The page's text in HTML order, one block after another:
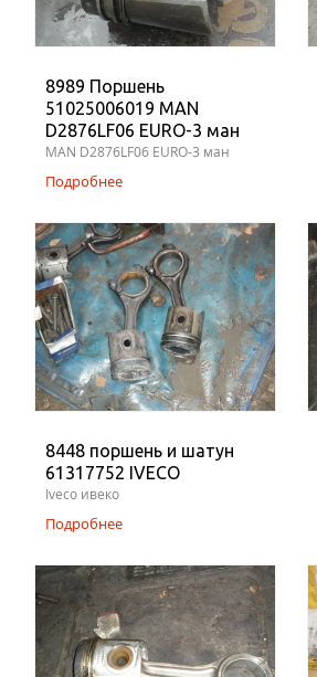
8989 Поршень
51025006019 MAN
D2876LF06 EURO-3 ман
MAN D2876LF06 EURO-3 ман
Подробнее
8448 поршень и шатун
61317752 IVECO
Iveco ивеко
Подробнее